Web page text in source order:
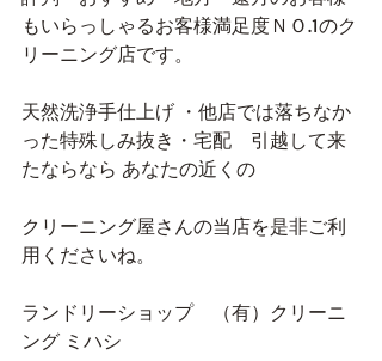
もいらっしゃるお客様満足度ＮＯ.1のク
リーニング店です。
天然洗浄手仕上げ ・他店では落ちなか
った特殊しみ抜き・宅配　引越して来
たならなら あなたの近くの
クリーニング屋さんの当店を是非ご利
用くださいね。
ランドリーショップ　（有）クリーニ
ング ミハシ